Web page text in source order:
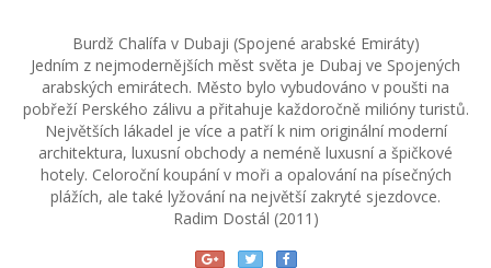
Burdž Chalífa v Dubaji (Spojené arabské Emiráty)
Jedním z nejmodernějších měst světa je Dubaj ve Spojených
arabských emirátech. Město bylo vybudováno v poušti na
pobřeží Perského zálivu a přitahuje každoročně milióny turistů.
Největších lákadel je více a patří k nim originální moderní
architektura, luxusní obchody a neméně luxusní a špičkové
hotely. Celoroční koupání v moři a opalování na písečných
plážích, ale také lyžování na největší zakryté sjezdovce.
Radim Dostál (2011)